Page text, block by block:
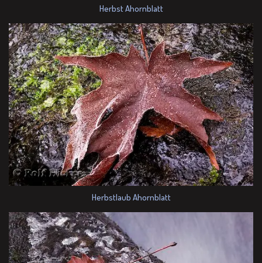
Herbst Ahornblatt
Herbstlaub Ahornblatt